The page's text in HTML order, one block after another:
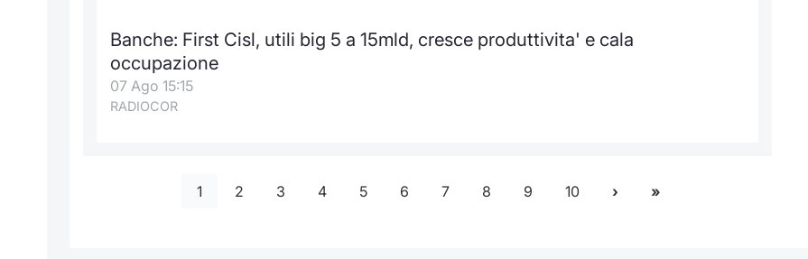
Banche: First Cisl, utili big 5 a 15mld, cresce produttivita' e cala
occupazione
07 Ago 15:15
RADIOCOR
1 2 3 4 5 6 7 8 9 10